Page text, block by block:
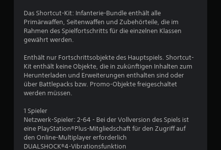
t
n
g
4
.
Das Shortcut-Kit: Infanterie-Bundle enthält alle
Primärwaffen, Seitenwaffen und Zubehörteile, die im
Rahmen des Spielfortschritts für die einzelnen Klassen
gewährt werden.
Enthält nur Fortschrittsobjekte des Hauptspiels. Shortcut-
Kit enthält keine Objekte, die in zukünftigen Inhalten zum
Herunterladen und Erweiterungen enthalten sind oder
über Battlepacks bzw. Promo-Objekte freigeschaltet
werden müssen.
1 Spieler
Netzwerk-Spieler: 2-64 - Bei der Vollversion des Spiels ist
eine PlayStation®Plus-Mitgliedschaft für den Zugriff auf
den Online-Multiplayer erforderlich
DUALSHOCK®4-Vibrationsfunktion